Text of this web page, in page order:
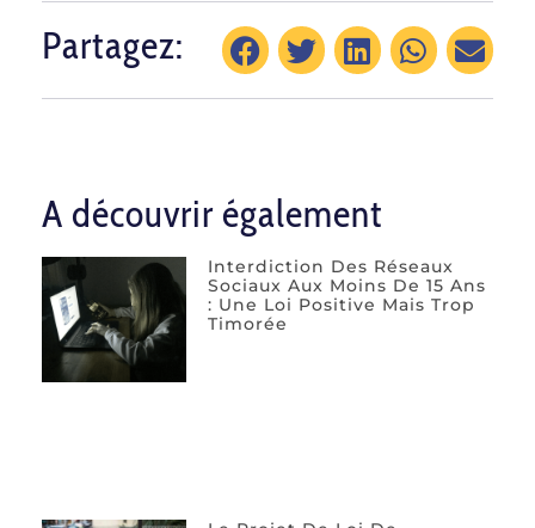
Partagez:
A découvrir également
Interdiction Des Réseaux
Sociaux Aux Moins De 15 Ans
: Une Loi Positive Mais Trop
Timorée